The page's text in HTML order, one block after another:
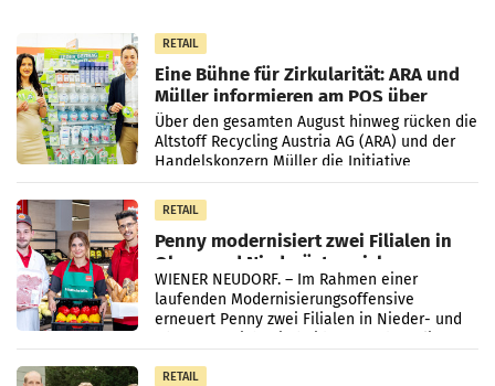
RETAIL
Eine Bühne für Zirkularität: ARA und
Müller informieren am POS über
Kreislauffähigkeit
Über den gesamten August hinweg rücken die
Altstoff Recycling Austria AG (ARA) und der
Handelskonzern Müller die Initiative
„Kreislauf-Helden“ in allen österreichischen
Müller-Filialen
RETAIL
Penny modernisiert zwei Filialen in
Ober- und Niederösterreich
WIENER NEUDORF. – Im Rahmen einer
laufenden Modernisierungsoffensive
erneuert Penny zwei Filialen in Nieder- und
RETAIL